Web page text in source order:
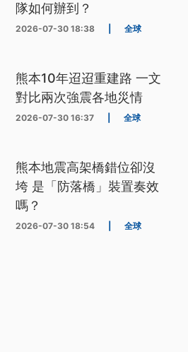
隊如何辦到？
2026-07-30 18:38 全球
熊本10年迢迢重建路 一文
對比兩次強震各地災情
2026-07-30 16:37 全球
熊本地震高架橋錯位卻沒
垮 是「防落橋」裝置奏效
嗎？
2026-07-30 18:54 全球